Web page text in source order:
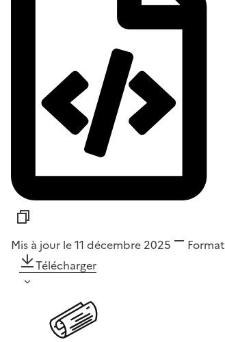
Mis à jour le 11 décembre 2025 Format
Télécharger